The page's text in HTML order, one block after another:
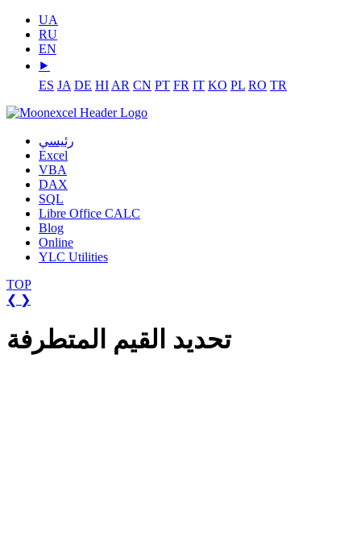
UA
RU
EN
⯈
ES JA DE HI AR CN PT FR IT KO PL RO TR
رئيسي
Excel
VBA
DAX
SQL
Libre Office CALC
Blog
Online
YLC Utilities
TOP
❮ ❯
تحديد القيم المتطرفة